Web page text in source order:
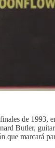
de 1993,
Butler,
que marcará